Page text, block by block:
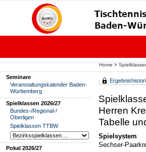
Home >
Seminare
Veranstaltungskalender Baden-
Württemberg
Spielklassen 2026/27
Bundes-/Regional-/
Oberligen
Spielklassen TTBW
Pokal 2026/27
Herren
Tabelle
Spielsystem
Sechser-